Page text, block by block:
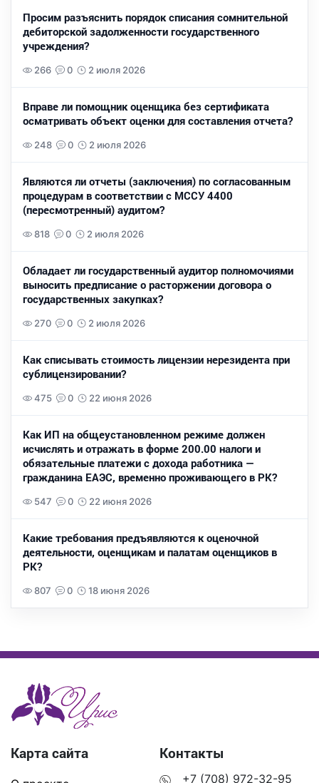
Просим разъяснить порядок списания сомнительной
дебиторской задолженности государственного
учреждения?
266 0 2 июля 2026
Вправе ли помощник оценщика без сертификата
осматривать объект оценки для составления отчета?
248 0 2 июля 2026
Являются ли отчеты (заключения) по согласованным
процедурам в соответствии с МССУ 4400
(пересмотренный) аудитом?
818 0 2 июля 2026
Обладает ли государственный аудитор полномочиями
выносить предписание о расторжении договора о
государственных закупках?
270 0 2 июля 2026
Как списывать стоимость лицензии нерезидента при
сублицензировании?
475 0 22 июня 2026
Как ИП на общеустановленном режиме должен
исчислять и отражать в форме 200.00 налоги и
обязательные платежи с дохода работника —
гражданина ЕАЭС, временно проживающего в РК?
547 0 22 июня 2026
Какие требования предъявляются к оценочной
деятельности, оценщикам и палатам оценщиков в
РК?
807 0 18 июня 2026
Карта сайта Контакты
+7 (708) 972-32-95